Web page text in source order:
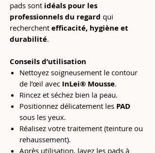
pads sont idéals pour les
professionnels du regard qui
recherchent efficacité, hygiène et
durabilité.
Conseils d’utilisation
Nettoyez soigneusement le contour
de l’œil avec InLei® Mousse.
Rincez et séchez bien la peau.
Positionnez délicatement les PAD
sous les yeux.
Réalisez votre traitement (teinture ou
rehaussement).
Après utilisation, lavez les pads à